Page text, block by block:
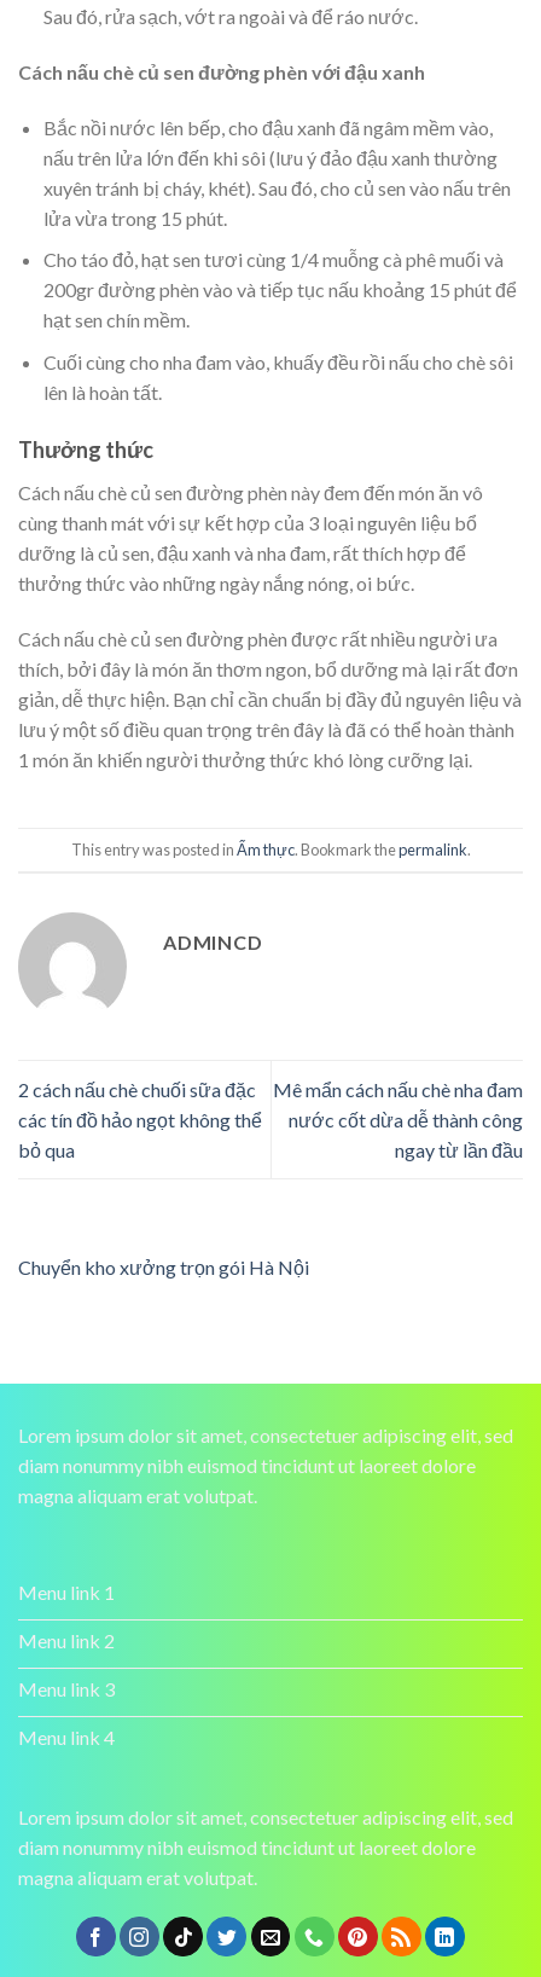
Sau đó, rửa sạch, vớt ra ngoài và để ráo nước.
Cách nấu chè củ sen đường phèn với đậu xanh
Bắc nồi nước lên bếp, cho đậu xanh đã ngâm mềm vào,
nấu trên lửa lớn đến khi sôi (lưu ý đảo đậu xanh thường
xuyên tránh bị cháy, khét). Sau đó, cho củ sen vào nấu trên
lửa vừa trong 15 phút.
Cho táo đỏ, hạt sen tươi cùng 1/4 muỗng cà phê muối và
200gr đường phèn vào và tiếp tục nấu khoảng 15 phút để
hạt sen chín mềm.
Cuối cùng cho nha đam vào, khuấy đều rồi nấu cho chè sôi
lên là hoàn tất.
Thưởng thức
Cách nấu chè củ sen đường phèn này đem đến món ăn vô
cùng thanh mát với sự kết hợp của 3 loại nguyên liệu bổ
dưỡng là củ sen, đậu xanh và nha đam, rất thích hợp để
thưởng thức vào những ngày nắng nóng, oi bức.
Cách nấu chè củ sen đường phèn được rất nhiều người ưa
thích , bởi đây là món ăn thơm ngon, bổ dưỡng mà lại rất đơn
giản, dễ thực hiện. Bạn chỉ cần chuẩn bị đầy đủ nguyên liệu và
lưu ý một số điều quan trọng trên đây là đã có thể hoàn thành
1 món ăn khiến người thưởng thức khó lòng cưỡng lại.
This entry was posted inẨm thực. Bookmark thepermalink.
ADMINCD
2 cách nấu chè chuối sữa đặc
các tín đồ hảo ngọt không thể
bỏ qua
Mê mẩn cách nấu chè nha đam
nước cốt dừa dễ thành công
ngay từ lần đầu
Chuyển kho xưởng trọn gói Hà Nội
Lorem ipsum dolor sit amet, consectetuer adipiscing elit, sed
diam nonummy nibh euismod tincidunt ut laoreet dolore
magna aliquam erat volutpat.
Menu link 1
Menu link 2
Menu link 3
Menu link 4
Lorem ipsum dolor sit amet, consectetuer adipiscing elit, sed
diam nonummy nibh euismod tincidunt ut laoreet dolore
magna aliquam erat volutpat.